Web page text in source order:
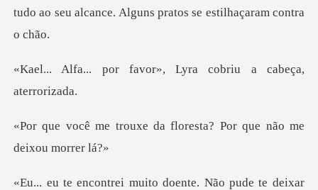
favor», Lyra cobriu a
da floresta? Por que n
pude te deixar